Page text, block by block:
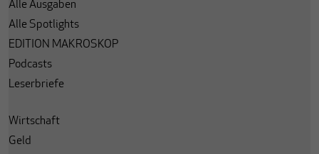
Alle Ausgaben
Alle Spotlights
EDITION MAKROSKOP
Podcasts
Leserbriefe
Wirtschaft
Geld